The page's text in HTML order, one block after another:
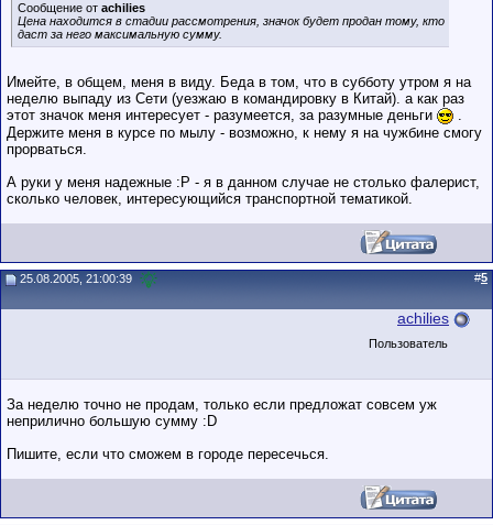
Сообщение от achilies
Цена находится в стадии рассмотрения, значок будет продан тому, кто
даст за него максимальную сумму.
Имейте, в общем, меня в виду. Беда в том, что в субботу утром я на
неделю выпаду из Сети (уезжаю в командировку в Китай). а как раз
этот значок меня интересует - разумеется, за разумные деньги
.
Держите меня в курсе по мылу - возможно, к нему я на чужбине смогу
прорваться.
А руки у меня надежные :P - я в данном случае не столько фалерист,
сколько человек, интересующийся транспортной тематикой.
25.08.2005, 21:00:39 #5
achilies
Пользователь
За неделю точно не продам, только если предложат совсем уж
неприлично большую сумму :D
Пишите, если что сможем в городе пересечься.